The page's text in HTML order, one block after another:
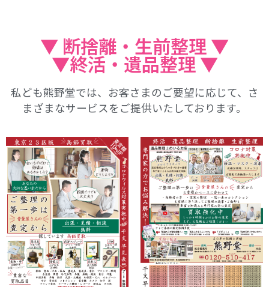
▼ 断捨離・生前整理 ▼
▼終活・遺品整理 ▼
私ども熊野堂では、お客さまのご要望に応じて、さ
まざまなサービスをご提供いたしております。